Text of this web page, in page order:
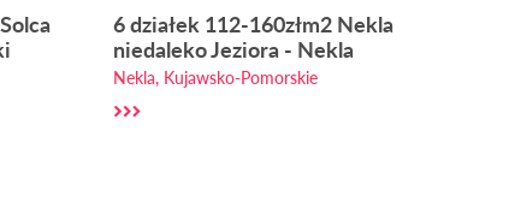
6 działek 112-160złm2 Nekla
niedaleko Jeziora - Nekla
Nekla, Kujawsko-Pomorskie